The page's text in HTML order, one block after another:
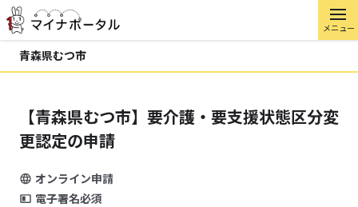
メニュー
青森県むつ市
【青森県むつ市】要介護・要支援状態区分変
更認定の申請
オンライン申請
電子署名必須